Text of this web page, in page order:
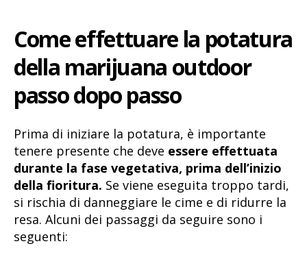
Come effettuare la potatura
della marijuana outdoor
passo dopo passo
Prima di iniziare la potatura, è importante
tenere presente che deve essere effettuata
durante la fase vegetativa, prima dell’inizio
della fioritura. Se viene eseguita troppo tardi,
si rischia di danneggiare le cime e di ridurre la
resa. Alcuni dei passaggi da seguire sono i
seguenti: